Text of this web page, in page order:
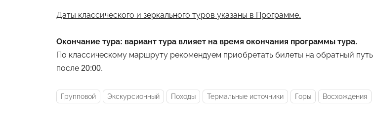
Даты классического и зеркального туров указаны в Программе.
Окончание тура: вариант тура влияет на время окончания программы тура.
По классическому маршруту рекомендуем приобретать билеты на обратный путь
после 20:00.
Групповой Экскурсионный Походы Термальные источники Горы Восхождения